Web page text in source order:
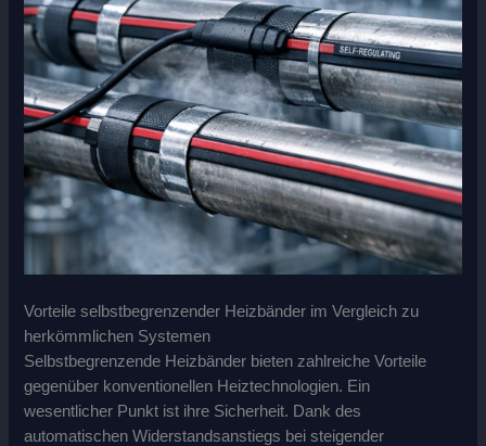
Vorteile selbstbegrenzender Heizbänder im Vergleich zu
herkömmlichen Systemen
Selbstbegrenzende Heizbänder bieten zahlreiche Vorteile
gegenüber konventionellen Heiztechnologien. Ein
wesentlicher Punkt ist ihre Sicherheit. Dank des
automatischen Widerstandsanstiegs bei steigender